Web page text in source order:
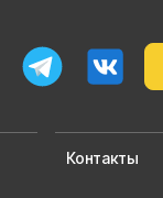
Контакты